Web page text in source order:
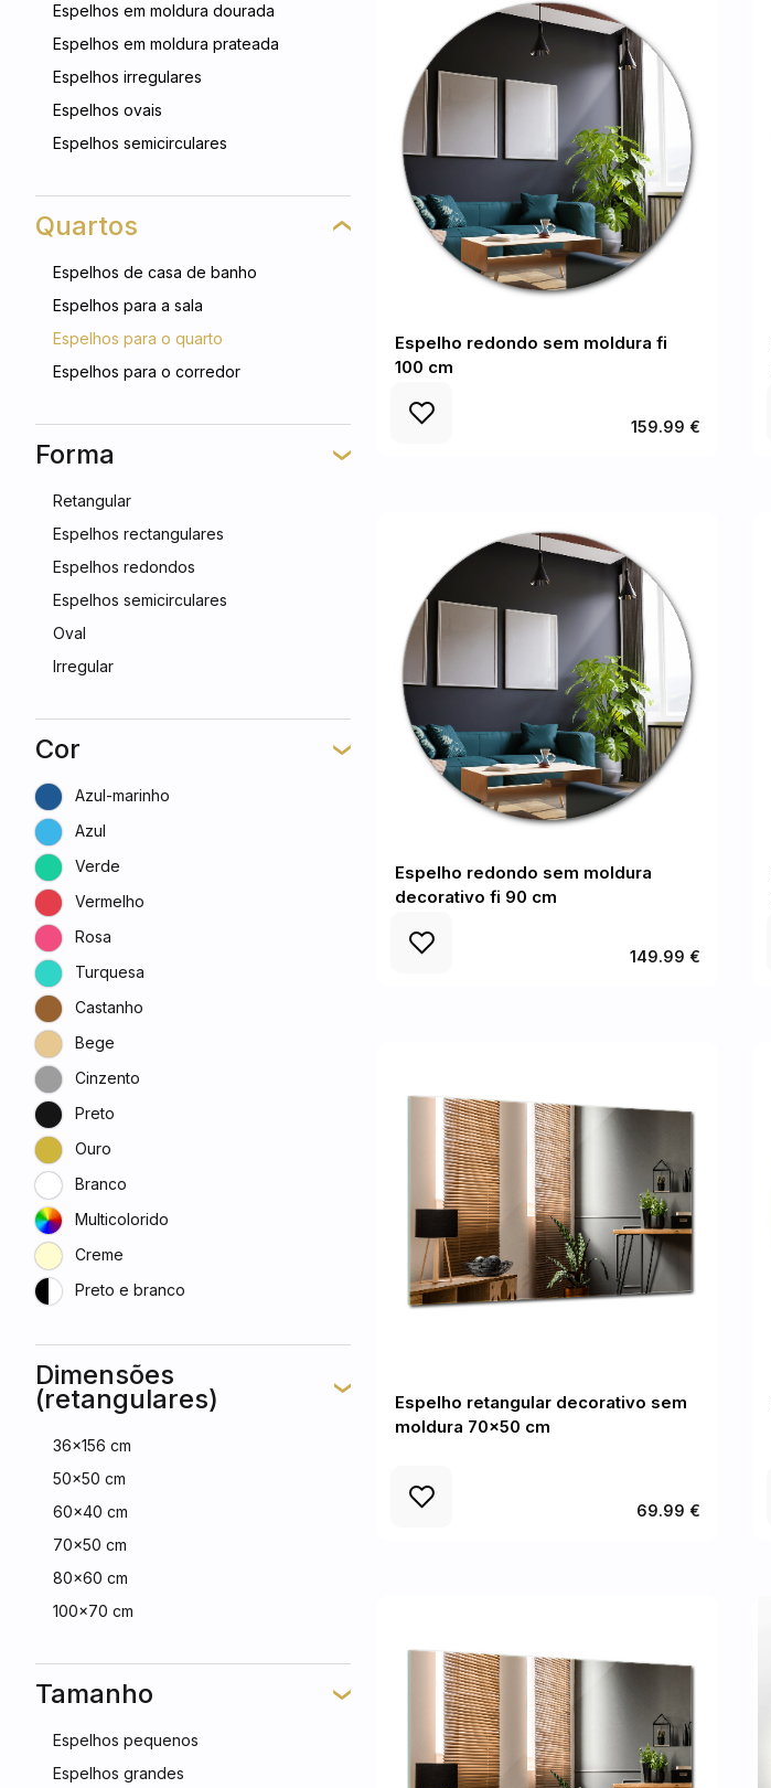
Espelhos em moldura dourada
Espelhos em moldura prateada
Espelhos irregulares
Espelhos ovais
Espelhos semicirculares
Quartos
Espelhos de casa de banho
Espelhos para a sala
Espelhos para o quarto
Espelhos para o corredor
Forma
Retangular
Espelhos rectangulares
Espelhos redondos
Espelhos semicirculares
Oval
Irregular
Cor
Azul-marinho
Azul
Verde
Vermelho
Rosa
Turquesa
Castanho
Bege
Cinzento
Preto
Ouro
Branco
Multicolorido
Creme
Preto e branco
Dimensões
(retangulares)
36x156 cm
50x50 cm
60x40 cm
70x50 cm
80x60 cm
100x70 cm
Tamanho
Espelhos pequenos
Espelhos grandes
Espelho redondo sem moldura fi
100 cm
159.99 €
Espelho redondo sem moldura
decorativo fi 90 cm
149.99 €
Espelho retangular decorativo sem
moldura 70x50 cm
69.99 €